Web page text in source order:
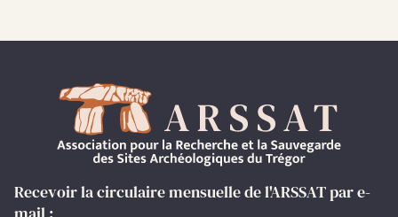
Recevoir la circulaire mensuelle de l'ARSSAT par e-